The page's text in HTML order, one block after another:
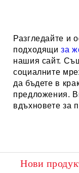
Разгледайте и
подходящиза
нашия сайт.
социалните
да бъдете в
предложения.
вдъхновете за
Нови